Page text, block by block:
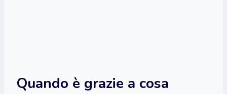
Quando è grazie a cosa